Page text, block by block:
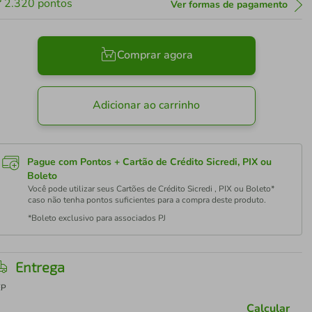
2.320 pontos Ver formas de pagamento
Comprar agora
Adicionar ao carrinho
Pague com Pontos + Cartão de Crédito Sicredi, PIX ou
Boleto
Você pode utilizar seus Cartões de Crédito Sicredi , PIX ou Boleto*
caso não tenha pontos suficientes para a compra deste produto.
*Boleto exclusivo para associados PJ
Entrega
Calcular